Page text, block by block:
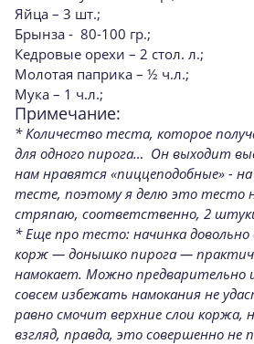
Яйца – 3 шт.;
Брынза - 80-100 гр.;
Кедровые орехи – 2 стол. л.;
Молотая паприка – ½ ч.л.;
Мука – 1 ч.л.;
Примечание:
* Количество теста, которое
для одного пирога… Он выходит
нам нравятся «пиццеподобные» -
тесте, поэтому я делю это тесто
стряпаю, соответственно, 2
* Еще про тесто: начинка довольно
корж — донышко пирога —
намокает. Можно предварительно
совсем избежать намокания не
равно смочит верхние слои коржа,
взгляд, правда, это совершенно